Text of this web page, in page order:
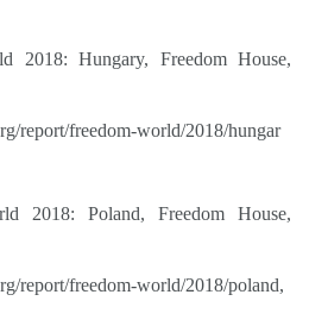
2018: Hungary, Freedom House,
report/freedom-world/2018/hungar
2018: Poland, Freedom House,
report/freedom-world/2018/poland,